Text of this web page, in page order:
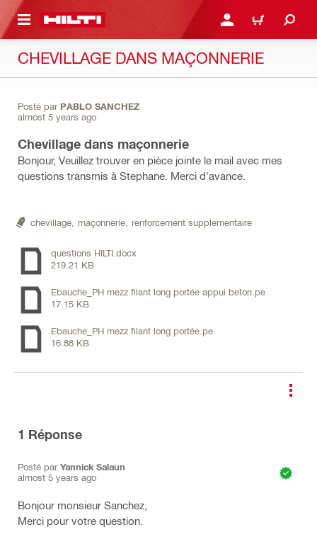
SE CONNECTER OU
PANIER
CHEVILLAGE DANS MAÇONNERIE
Posté par PABLO SANCHEZ
almost 5 years ago
Chevillage dans maçonnerie
Bonjour, Veuillez trouver en pièce jointe le mail avec mes
questions transmis à Stephane. Merci d'avance.
chevillage, maçonnerie, renforcement supplementaire
questions HILTI.docx
219.21 KB
Ebauche_PH mezz filant long portée appui beton.pe
17.15 KB
Ebauche_PH mezz filant long portée.pe
16.88 KB
1 Réponse
Posté par Yannick Salaun
almost 5 years ago
Bonjour monsieur Sanchez,
Merci pour votre question.